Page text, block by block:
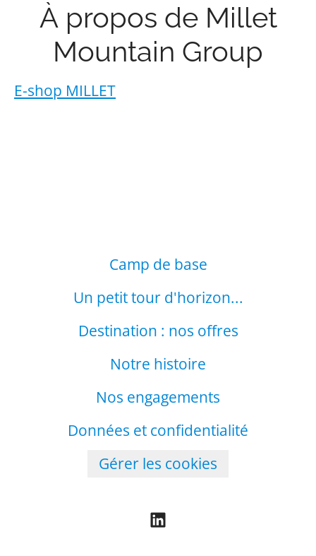
À propos de Millet
Mountain Group
E-shop MILLET
Camp de base
Un petit tour d'horizon...
Destination : nos offres
Notre histoire
Nos engagements
Données et confidentialité
Gérer les cookies